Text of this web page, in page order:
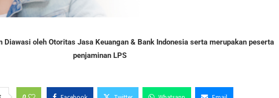
Diawasi oleh Otoritas Jasa Keuangan & Bank Indonesia serta merupakan peserta
penjaminan LPS